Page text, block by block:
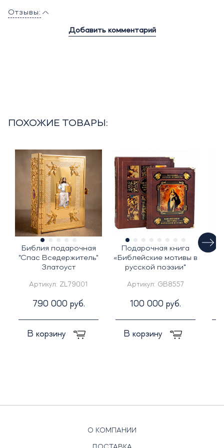
Отзывы:
Добавить комментарий
ПОХОЖИЕ ТОВАРЫ:
Библия подарочная
"Спас Вседержитель"
Златоуст
Артикул: ZL79001
790 000 руб.
В корзину
Подарочная книга
«Библейские мотивы в
русской поэзии"
Артикул: GB8557
100 000 руб.
В корзину
О КОМПАНИИ